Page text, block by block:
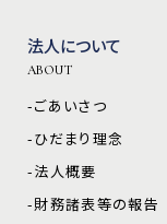
法人について
ABOUT
-ごあいさつ
-ひだまり理念
-法人概要
-財務諸表等の報告